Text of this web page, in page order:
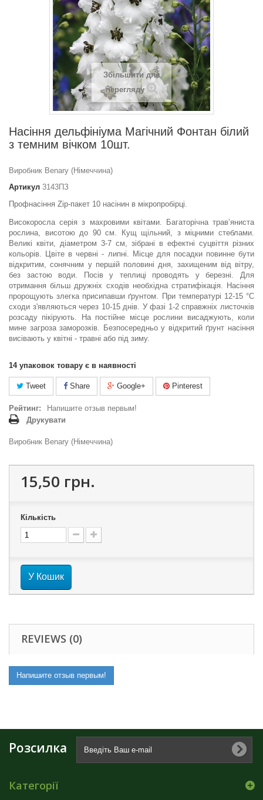
Збільшити для
перегляду
Насіння дельфініума Магічний Фонтан білий
з темним вічком 10шт.
Виробник Benary (Німеччина)
Артикул 3143ПЗ
Профнасіння Zip-пакет 10 насінин в мікропробірці.
Високоросла серія з махровими квітами. Багаторічна трав’яниста
рослина, висотою до 90 см. Кущ щільний, з міцними стеблами.
Великі квіти, діаметром 3-7 см, зібрані в ефектні суцвіття різних
кольорів. Цвіте в червні - липні. Місце для посадки повинне бути
відкритим, сонячним у першій половині дня, захищеним від вітру,
без застою води. Посів у теплиці проводять у березні. Для
отримання більш дружніх сходів необхідна стратифікація. Насіння
пророщують злегка присипавши ґрунтом. При температурі 12-15 °С
сходи з'являються через 10-15 днів. У фазі 1-2 справжніх листочків
розсаду пікірують. На постійне місце рослини висаджують, коли
мине загроза заморозків. Безпосередньо у відкритий ґрунт насіння
висівають у квітні - травні або під зиму.
14 упаковок товару є в наявності
Tweet Share Google+ Pinterest
Рейтинг:
Напишите отзыв первым!
Друкувати
Виробник Benary (Німеччина)
15,50 грн.
Кількість
У Кошик
REVIEWS (0)
Напишите отзыв первым!
Розсилка
Категорії